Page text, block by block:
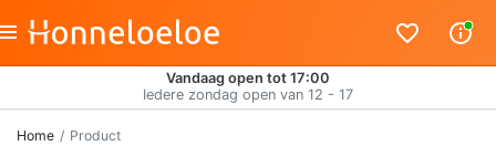
Vandaag open tot 17:00
Iedere zondag open van 12 - 17
Home
Product